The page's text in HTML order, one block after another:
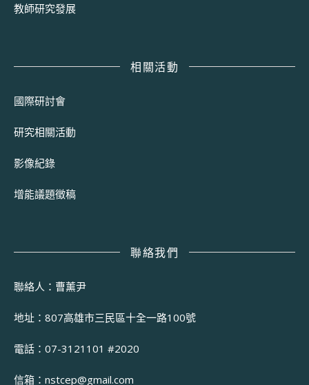
教師研究發展
相關活動
國際研討會
研究相關活動
影像紀錄
增能議題徵稿
聯絡我們
聯絡人：曹薰尹
地址：807高雄市三民區十全一路100號
電話：07-3121101 #2020
信箱： nstcep@gmail.com